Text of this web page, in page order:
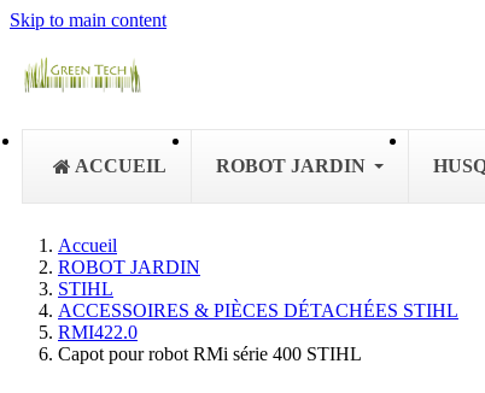
Skip to main content
ACCUEIL ROBOT JARDIN
Accueil
ROBOT JARDIN
STIHL
ACCESSOIRES & PIÈCES DÉTACHÉES STIHL
RMI422.0
Capot pour robot RMi série 400 STIHL